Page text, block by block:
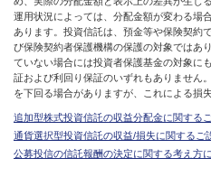
運用状況によっては、分配金額が変わる場
あります。投資信託は、預金等や保険契約
び保険契約者保護機構の保護の対象ではあ
ていない場合には投資者保護基金の対象に
証および利回り保証のいずれもありません
を下回る場合がありますが、これによる損
追加型株式投資信託の収益分配金に関する
通貨選択型投資信託の収益/損失に関するご
公募投信の信託報酬の決定に関する考え方